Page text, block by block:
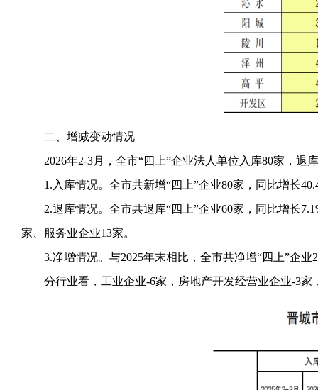
二、增减变动情况
2026年2-3月，全市“四上”企业法人单位入库80家，退
1.入库情况。全市共新增“四上”企业80家，同比增长
2.退库情况。全市共退库“四上”企业60家，同比增长
家、服务业企业13家。
3.净增情况。与2025年末相比，全市共净增“四上”企业
分行业看，工业企业-6家，房地产开发经营业企业-3